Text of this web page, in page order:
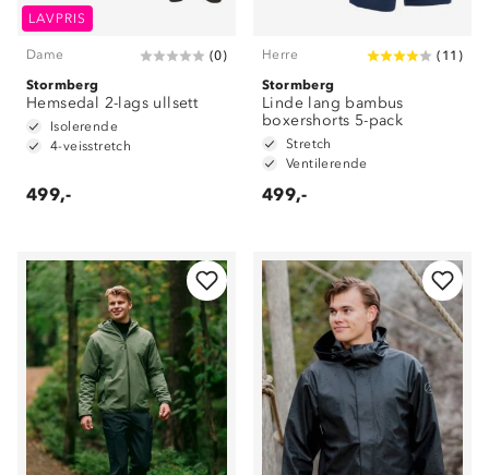
LAVPRIS
Dame (0)
Stormberg
Hemsedal 2-lags ullsett
Isolerende
4-veisstretch
499,-
Herre ( 11 )
Stormberg
Linde lang bambus
boxershorts 5-pack
Stretch
Ventilerende
499,-